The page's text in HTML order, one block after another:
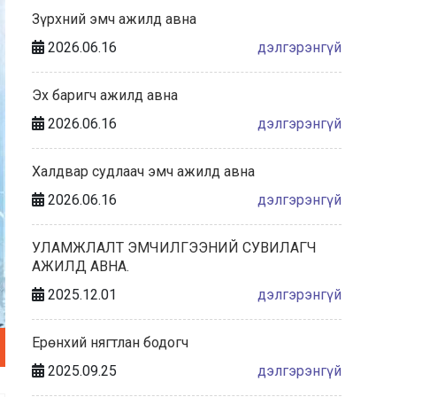
Халдвар сэргийлэлт хяналтын
2026/05/28
“ЭХИЙН СҮҮНИЙ НӨӨЦИЙН БАНКНЫ ҮЙЛ
АЖИЛЛАГААНЫ ЖУРАМ”-Д САНАЛ
АВАХ ХЭЛЭЛЦҮҮЛЭГТ ОР...
"НОГООН ХОТ-ИРГЭНИЙ ОРОЛЦОО"
НЭГДЛЭЭ.
Зүрхний эмч ажилд авна
2026.06.16
дэлгэрэнгүй
Эх баригч ажилд авна
2026.06.16
дэлгэрэнгүй
Халдвар судлаач эмч ажилд авна
2026.06.16
дэлгэрэнгүй
УЛАМЖЛАЛТ ЭМЧИЛГЭЭНИЙ СУВИЛАГЧ
АЖИЛД АВНА.
2025.12.01
дэлгэрэнгүй
Ерөнхий нягтлан бодогч
2025.09.25
дэлгэрэнгүй